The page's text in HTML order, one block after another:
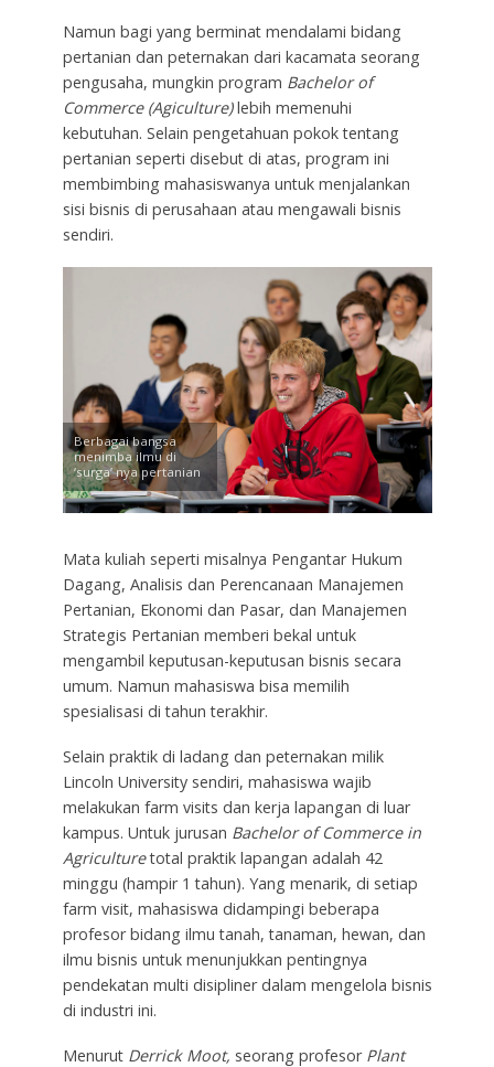
Namun bagi yang berminat mendalami bidang
pertanian dan peternakan dari kacamata seorang
pengusaha, mungkin program Bachelor of
Commerce (Agiculture)lebih memenuhi
kebutuhan. Selain pengetahuan pokok tentang
pertanian seperti disebut di atas, program ini
membimbing mahasiswanya untuk menjalankan
sisi bisnis di perusahaan atau mengawali bisnis
sendiri.
Berbagai bangsa
menimba ilmu di
‘surga’ nya pertanian
Mata kuliah seperti misalnya Pengantar Hukum
Dagang, Analisis dan Perencanaan Manajemen
Pertanian, Ekonomi dan Pasar, dan Manajemen
Strategis Pertanian memberi bekal untuk
mengambil keputusan-keputusan bisnis secara
umum. Namun mahasiswa bisa memilih
spesialisasi di tahun terakhir.
Selain praktik di ladang dan peternakan milik
Lincoln University sendiri, mahasiswa wajib
melakukan farm visits dan kerja lapangan di luar
kampus. Untuk jurusan Bachelor of Commerce in
Agriculturetotal praktik lapangan adalah 42
minggu (hampir 1 tahun). Yang menarik, di setiap
farm visit, mahasiswa didampingi beberapa
profesor bidang ilmu tanah, tanaman, hewan, dan
ilmu bisnis untuk menunjukkan pentingnya
pendekatan multi disipliner dalam mengelola bisnis
di industri ini.
Menurut Derrick Moot, seorang profesor Plant